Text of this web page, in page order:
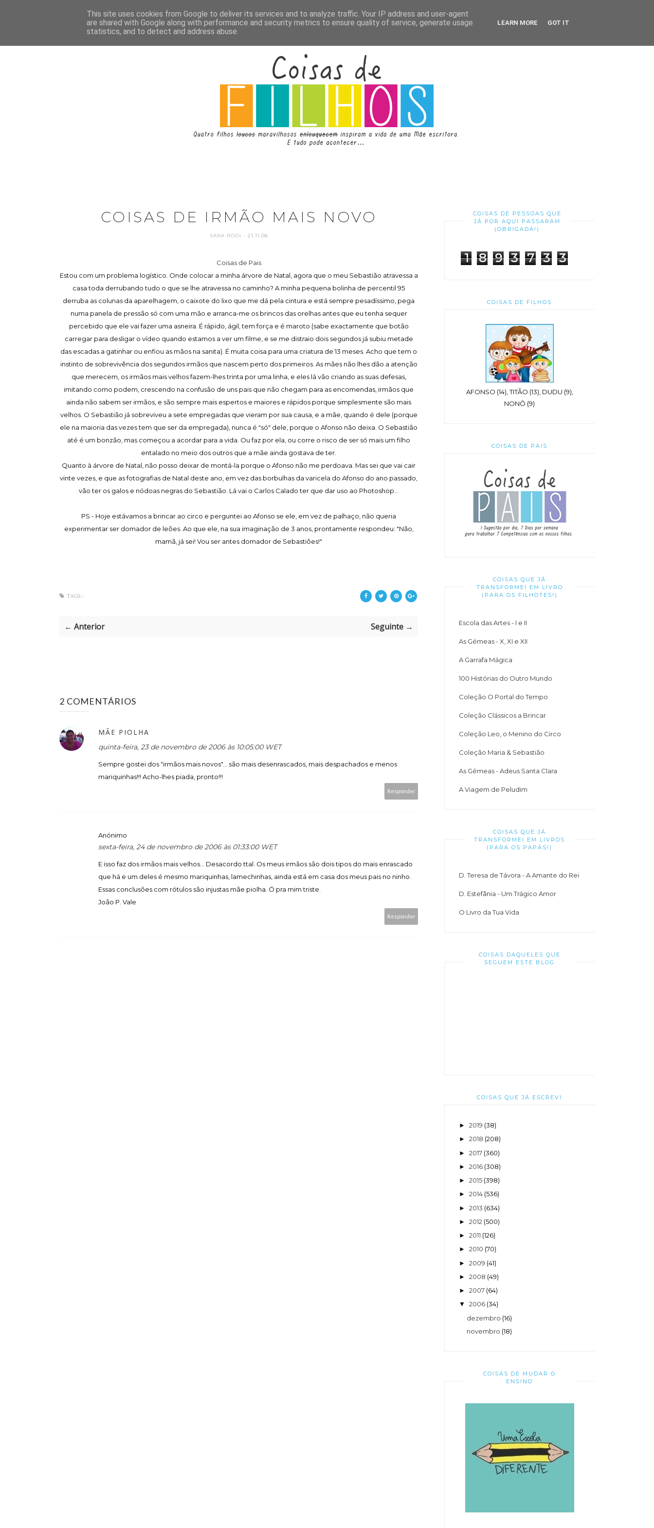
COISAS DE IRMÃO MAIS NOVO
SARA RODI - 21.11.06
Coisas de Pais
Estou com um problema logístico. Onde colocar a minha árvore de Natal, agora que o meu Sebastião atravessa a
casa toda derrubando tudo o que se lhe atravessa no caminho? A minha pequena bolinha de percentil 95
derruba as colunas da aparelhagem, o caixote do lixo que me dá pela cintura e está sempre pesadíssimo, pega
numa panela de pressão só com uma mão e arranca-me os brincos das orelhas antes que eu tenha sequer
percebido que ele vai fazer uma asneira. É rápido, ágil, tem força e é maroto (sabe exactamente que botão
carregar para desligar o vídeo quando estamos a ver um filme, e se me distraio dois segundos já subiu metade
das escadas a gatinhar ou enfiou as mãos na sanita). É muita coisa para uma criatura de 13 meses. Acho que tem o
instinto de sobrevivência dos segundos irmãos que nascem perto dos primeiros. As mães não lhes dão a atenção
que merecem, os irmãos mais velhos fazem-lhes trinta por uma linha, e eles lá vão criando as suas defesas,
imitando como podem, crescendo na confusão de uns pais que não chegam para as encomendas, irmãos que
ainda não sabem ser irmãos, e são sempre mais espertos e maiores e rápidos porque simplesmente são mais
velhos. O Sebastião já sobreviveu a sete empregadas que vieram por sua causa, e a mãe, quando é dele (porque
ele na maioria das vezes tem que ser da empregada), nunca é "só" dele, porque o Afonso não deixa. O Sebastião
até é um bonzão, mas começou a acordar para a vida. Ou faz por ela, ou corre o risco de ser só mais um filho
entalado no meio dos outros que a mãe ainda gostava de ter.
Quanto à árvore de Natal, não posso deixar de montá-la porque o Afonso não me perdoava. Mas sei que vai cair
vinte vezes, e que as fotografias de Natal deste ano, em vez das borbulhas da varicela do Afonso do ano passado,
vão ter os galos e nódoas negras do Sebastião. Lá vai o Carlos Calado ter que dar uso ao Photoshop...
PS - Hoje estávamos a brincar ao circo e perguntei ao Afonso se ele, em vez de palhaço, não queria
experimentar ser domador de leões. Ao que ele, na sua imaginação de 3 anos, prontamente respondeu: "Não,
mamã, já sei! Vou ser antes domador de Sebastiões!"
TAGS :
← Anterior Seguinte →
2 COMENTÁRIOS
MÃE PIOLHA
quinta-feira, 23 de novembro de 2006 às 10:05:00 WET
Sempre gostei dos "irmãos mais novos"... são mais desenrascados, mais despachados e menos
mariquinhas!!! Acho-lhes piada, pronto!!!
Responder
Anónimo
sexta-feira, 24 de novembro de 2006 às 01:33:00 WET
E isso faz dos irmãos mais velhos... Desacordo ttal. Os meus irmãos são dois tipos do mais enrascado
que há e um deles é mesmo mariquinhas, lamechinhas, ainda está em casa dos meus pais no ninho.
Essas conclusões com rótulos são injustas mãe piolha. Ó pra mim triste.
João P. Vale
Responder
COISAS DE PESSOAS QUE
JÁ POR AQUI PASSARAM
(OBRIGADA!)
1 8 9 3 7 3 3
COISAS DE FILHOS
AFONSO (14), TITÃO (13), DUDU (9),
NONÔ (9)
COISAS DE PAIS
COISAS QUE JÁ
TRANSFORMEI EM LIVRO
(PARA OS FILHOTES!)
Escola das Artes - I e II
As Gémeas - X, XI e XII
A Garrafa Mágica
100 Histórias do Outro Mundo
Coleção O Portal do Tempo
Coleção Clássicos a Brincar
Coleção Leo, o Menino do Circo
Coleção Maria & Sebastião
As Gémeas - Adeus Santa Clara
A Viagem de Peludim
COISAS QUE JÁ
TRANSFORMEI EM LIVROS
(PARA OS PAPÁS!)
D. Teresa de Távora - A Amante do Rei
D. Estefânia - Um Trágico Amor
O Livro da Tua Vida
COISAS DAQUELES QUE
SEGUEM ESTE BLOG
COISAS QUE JÁ ESCREVI
► 2019 (38)
► 2018 (208)
► 2017 (360)
► 2016 (308)
► 2015 (398)
► 2014 (536)
► 2013 (634)
► 2012 (500)
► 2011 (126)
► 2010 (70)
► 2009 (41)
► 2008 (49)
► 2007 (64)
▼ 2006 (34)
dezembro (16)
novembro (18)
COISAS DE MUDAR O
ENSINO
This site uses cookies from Google to deliver its services and to analyze traffic. Your IP address and user-agent
are shared with Google along with performance and security metrics to ensure quality of service, generate usage
statistics, and to detect and address abuse.
LEARN MORE GOT IT